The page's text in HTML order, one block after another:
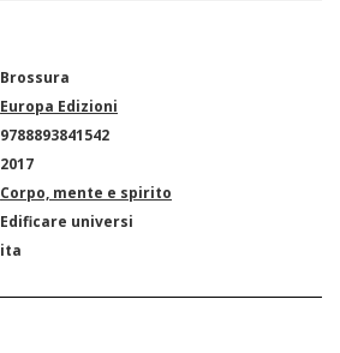
Brossura
Europa Edizioni
9788893841542
2017
Corpo, mente e spirito
Edificare universi
ita